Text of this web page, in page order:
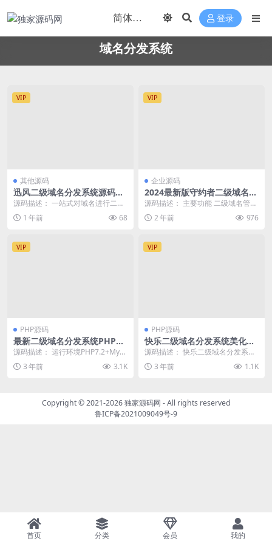
登录
域名分发系统
VIP
其他源码
迅风二级域名分发系统源码最
新开心版
源码描述： 一站式对域名进行二级
分发，自助添加，自助修改解析 功
能： 1、支持阿...
1 年前 68
VIP
企业源码
2024最新版守约者二级域名分
发系统
源码描述： 主要功能 二级域名管
理：我们的系统提供全面的二级域
名管理服务，让您轻...
2 年前 976
VIP
PHP源码
最新二级域名分发系统PHP源
码
源码描述： 运行环境PHP7.2+MyS
QL5.6 需要安装SG11扩展 先设置...
3 年前 3.1K
VIP
PHP源码
快乐二级域名分发系统美化版
v1.7源码
源码描述： 快乐二级域名分发系统
重置版v1.7源码，简单快捷、功能
强大的控制面板...
3 年前 1.1K
Copyright © 2021-2026独家源码网 - All rights reserved
鲁ICP备2021009049号-9
首页 分类 会员 我的